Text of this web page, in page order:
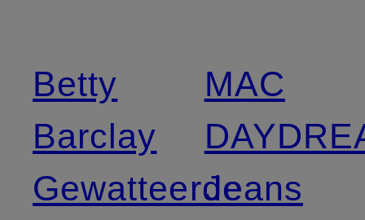
Betty
Barclay
Gewatteerde
MAC
Jeans